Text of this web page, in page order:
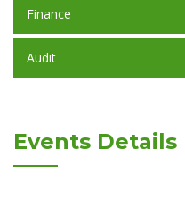
Finance
Audit
Events Details